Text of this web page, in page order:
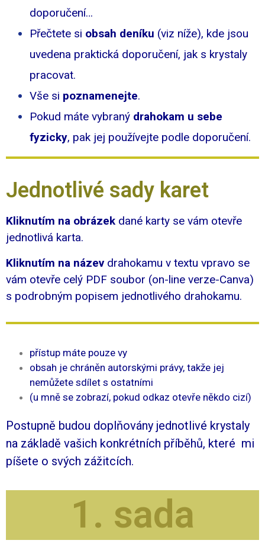
doporučení…
Přečtete si obsah deníku (viz níže), kde jsou
uvedena praktická doporučení, jak s krystaly
pracovat.
Vše si poznamenejte.
Pokud máte vybraný drahokam u sebe
fyzicky, pak jej používejte podle doporučení.
Jednotlivé sady karet
Kliknutím na obrázek dané karty se vám otevře
jednotlivá karta.
Kliknutím na název drahokamu v textu vpravo se
vám otevře celý PDF soubor (on-line verze-Canva)
s podrobným popisem jednotlivého drahokamu.
přístup máte pouze vy
obsah je chráněn autorskými právy, takže jej
nemůžete sdílet s ostatními
(u mně se zobrazí, pokud odkaz otevře někdo cizí)
Postupně budou doplňovány jednotlivé krystaly
na základě vašich konkrétních příběhů, které mi
píšete o svých zážitcích.
1. sada